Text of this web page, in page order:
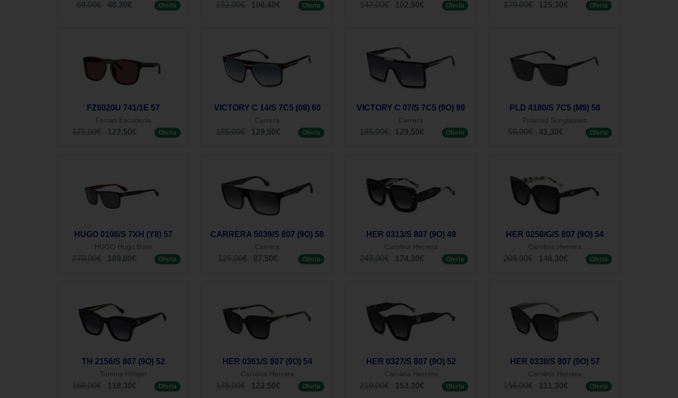
69,00€ 48,30€ Oferta 152,00€ 106,40€ Oferta 147,00€ 102,90€ Oferta 179,00€ 125,30€ Oferta
FZ6020U 741/1E 57
Ferrari Escudería
175,00€ 122,50€ Oferta
VICTORY C 14/S 7C5 (08) 60
Carrera
185,00€ 129,50€ Oferta
VICTORY C 07/S 7C5 (9O) 99
Carrera
185,00€ 129,50€ Oferta
PLD 4180/S 7C5 (M9) 58
Polaroid Sunglasses
59,00€ 41,30€ Oferta
HUGO 0106/S 7XH (Y8) 57
HUGO Hugo Boss
270,00€ 189,00€ Oferta
CARRERA 5039/S 807 (9O) 58
Carrera
125,00€ 87,50€ Oferta
HER 0313/S 807 (9O) 49
Carolina Herrera
249,00€ 174,30€ Oferta
HER 0258/G/S 807 (9O) 54
Carolina Herrera
209,00€ 146,30€ Oferta
TH 2156/S 807 (9O) 52
Tommy Hilfiger
169,00€ 118,30€ Oferta
HER 0361/S 807 (9O) 54
Carolina Herrera
175,00€ 122,50€ Oferta
HER 0327/S 807 (9O) 52
Carolina Herrera
219,00€ 153,30€ Oferta
HER 0339/S 807 (9O) 57
Carolina Herrera
159,00€ 111,30€ Oferta